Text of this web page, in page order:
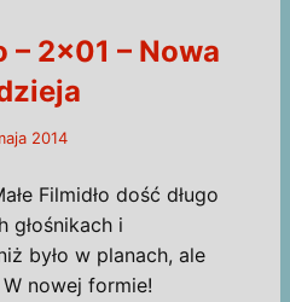
– 2×01 – Nowa
2014
Filmidło dość długo
głośnikach i
było w planach, ale
nowej formie!